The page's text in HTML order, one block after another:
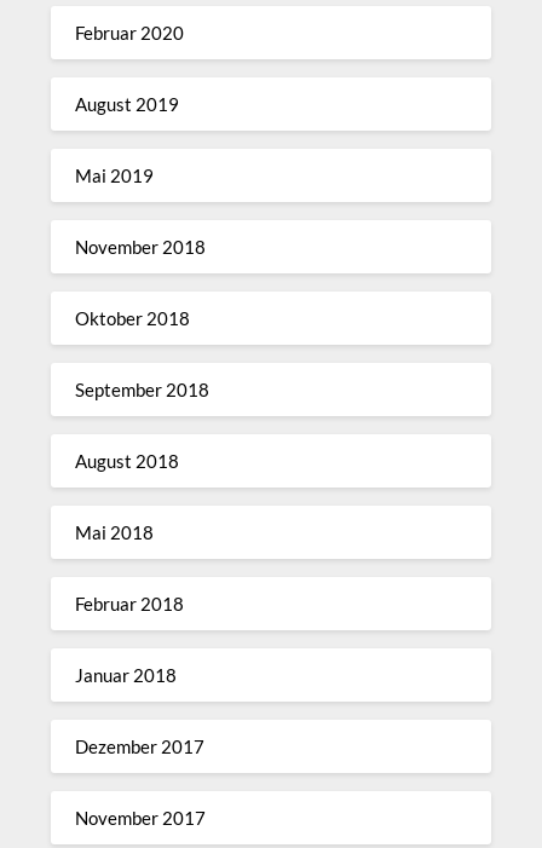
Februar 2020
August 2019
Mai 2019
November 2018
Oktober 2018
September 2018
August 2018
Mai 2018
Februar 2018
Januar 2018
Dezember 2017
November 2017